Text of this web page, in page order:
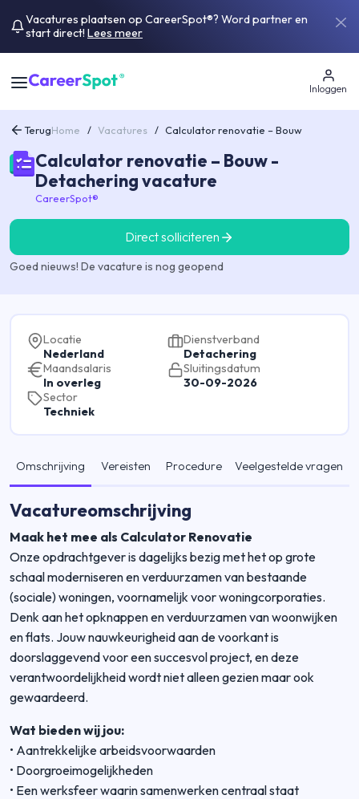
Vacatures plaatsen op CareerSpot®? Word partner en
start direct! Lees meer
Inloggen
TerugHome / Vacatures / Calculator renovatie – Bouw
Calculator renovatie – Bouw -
Detachering vacature
CareerSpot®
Direct solliciteren
Goed nieuws! De vacature is nog geopend
Omschrijving Vereisten Procedure Veelgestelde vragen
Vacatureomschrijving
Maak het mee als Calculator Renovatie
Onze opdrachtgever is dagelijks bezig met het op grote
schaal moderniseren en verduurzamen van bestaande
(sociale) woningen, voornamelijk voor woningcorporaties.
Denk aan het opknappen en verduurzamen van woonwijken
en flats. Jouw nauwkeurigheid aan de voorkant is
doorslaggevend voor een succesvol project, en deze
verantwoordelijkheid wordt niet alleen gezien maar ook
gewaardeerd.
Wat bieden wij jou:
• Aantrekkelijke arbeidsvoorwaarden
• Doorgroeimogelijkheden
• Een werksfeer waarin samenwerken centraal staat
Locatie
Nederland
Dienstverband
Detachering
Maandsalaris
In overleg
Sluitingsdatum
30-09-2026
Sector
Techniek